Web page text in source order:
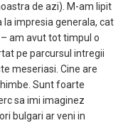
de azi). M-am lipit
la impresia generala, cat
am avut tot timpul o
pe parcursul intregii
meseriasi. Cine are
Sunt foarte
sa imi imaginez
bulgari ar veni in